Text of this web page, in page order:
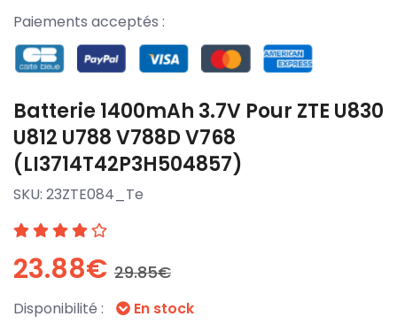
Paiements acceptés :
Batterie 1400mAh 3.7V Pour ZTE U830
U812 U788 V788D V768
(LI3714T42P3H504857)
SKU: 23ZTE084_Te
23.88€ 29.85€
Disponibilité : En stock